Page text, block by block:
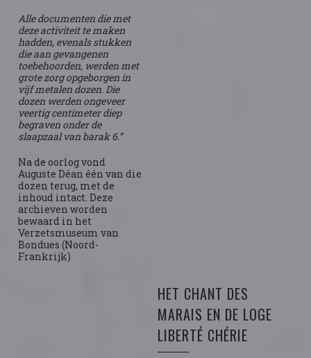
Alle documenten die met
deze activiteit te maken
hadden, evenals stukken
die aan gevangenen
toebehoorden, werden met
grote zorg opgeborgen in
vijf metalen dozen. Die
dozen werden ongeveer
veertig centimeter diep
begraven onder de
slaapzaal van barak 6.”
Na de oorlog vond
Auguste Déan één van die
dozen terug, met de
inhoud intact. Deze
archieven worden
bewaard in het
Verzetsmuseum van
Bondues (Noord-
Frankrijk)
HET CHANT DES
MARAIS EN DE LOGE
LIBERTÉ CHÉRIE